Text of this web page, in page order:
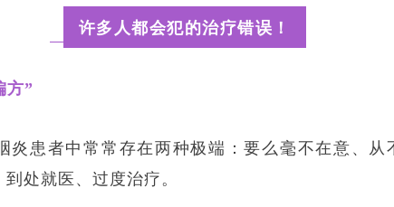
许多人都会犯的治疗错误！
方”
炎患者中常常存在两种极端：要么毫不在意、从
处就医、过度治疗。